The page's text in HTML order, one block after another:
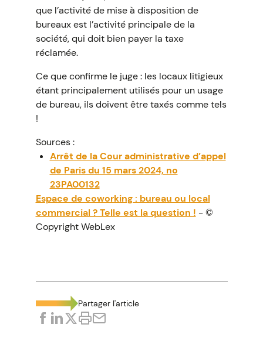
que l’activité de mise à disposition de
bureaux est l’activité principale de la
société, qui doit bien payer la taxe
réclamée.
Ce que confirme le juge : les locaux litigieux
étant principalement utilisés pour un usage
de bureau, ils doivent être taxés comme tels
!
Sources :
Arrêt de la Cour administrative d’appel
de Paris du 15 mars 2024, no
23PA00132
Espace de coworking : bureau ou local
commercial ? Telle est la question ! - ©
Copyright WebLex
Partager l'article